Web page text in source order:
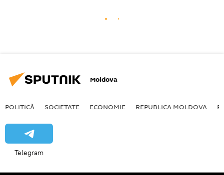
Moldova
POLITICĂ SOCIETATE ECONOMIE REPUBLICA MOLDOVA
Telegram